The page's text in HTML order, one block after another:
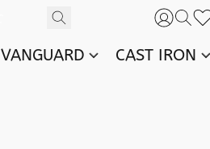
VANGUARD CAST IRON